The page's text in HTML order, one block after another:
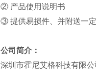
② 产品使用说明书
③ 提供易损件、并附送一
公司简介：
深圳市霍尼艾格科技有限